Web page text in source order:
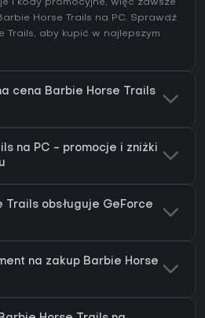
i kody promocyjne, więc zawsze
Horse Trails na PC. Sprawdź
Trails, aby kupić w najlepszym
cena Barbie Horse Trails
na PC - promocje i zniżki
Trails obsługuje GeForce
na zakup Barbie Horse